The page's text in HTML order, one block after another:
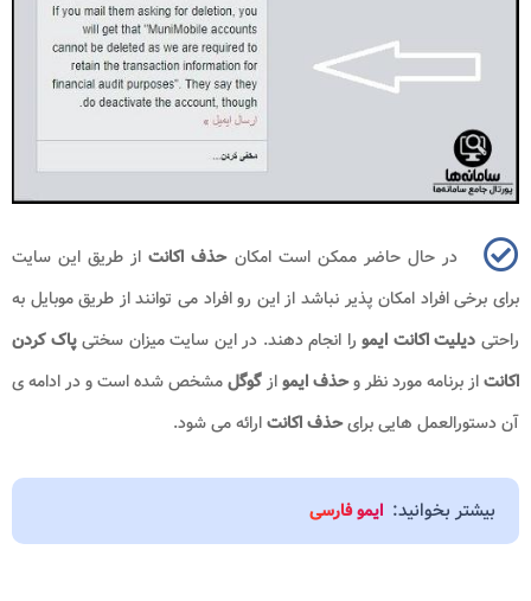
در حال حاضر ممکن است امکانحذف اکانت از طریق این سایت
برای برخی افراد امکان پذیر نباشد از این رو افراد می توانند از طریق موبایل به
راحتی دیلیت اکانت ایمو را انجام دهند. در این سایت میزان سختیپاک کردن
اکانتاز برنامه مورد نظر وحذف ایموازگوگلمشخص شده است و در ادامه ی
آن دستورالعمل هایی برایحذف اکانتارائه می شود.
بیشتر بخوانید: ایمو فارسی